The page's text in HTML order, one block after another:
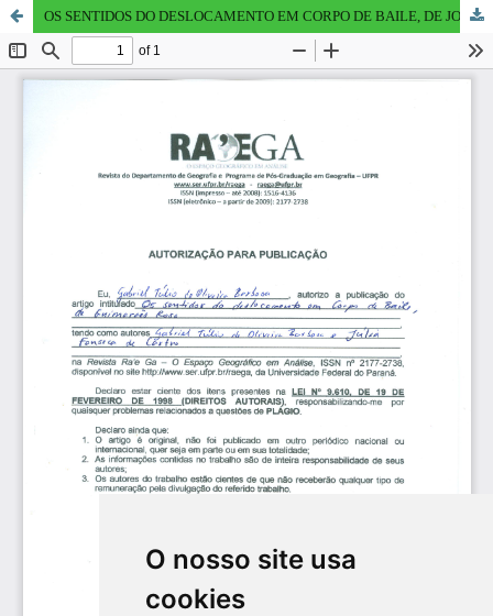
O nosso site usa
cookies
OS SENTIDOS DO DESLOCAMENTO EM CORPO DE BAILE, DE JOÃO GUIMARÃES ROSA